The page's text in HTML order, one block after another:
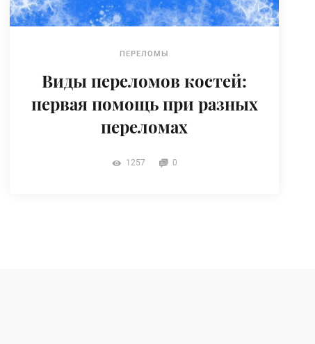
ПЕРЕЛОМЫ
Виды переломов костей:
первая помощь при разных
переломах
1257 0